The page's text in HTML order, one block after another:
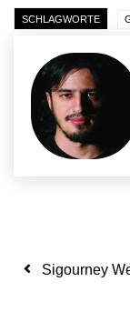
SCHLAGWORTE
Yazı
Sigourney